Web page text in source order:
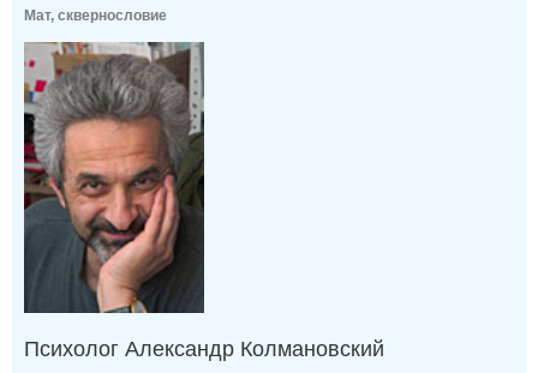
Мат, сквернословие
Психолог Александр Колмановский